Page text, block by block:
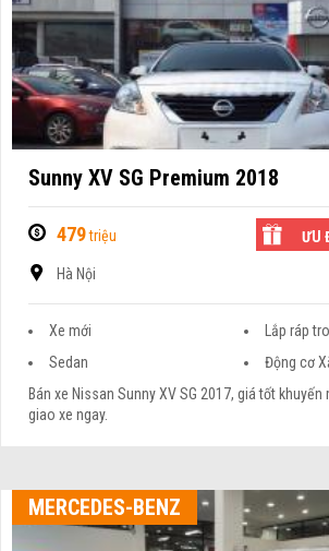
Sunny XV SG Premium 2018
479triệu ƯU
Hà Nội
Xe mới
Lắp ráp
Sedan
Động cơ
Bán xe Nissan Sunny XV SG 2017, giá tốt
giao xe ngay.
MERCEDES-BENZ